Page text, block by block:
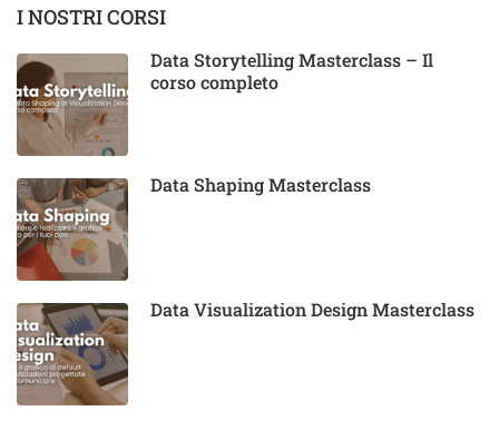
I NOSTRI CORSI
Data Storytelling Masterclass – Il
corso completo
Data Shaping Masterclass
Data Visualization Design Masterclass